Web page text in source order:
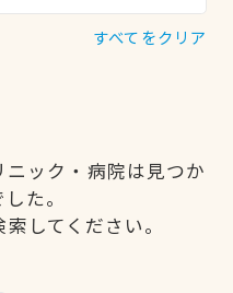
すべてをクリア
ック・病院は見つか
た。
してください。